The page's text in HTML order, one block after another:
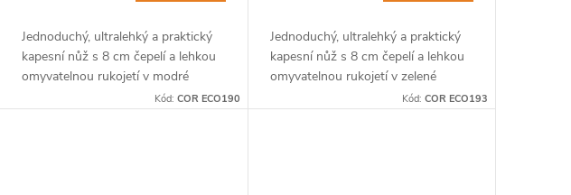
Jednoduchý, ultralehký a praktický
kapesní nůž s 8 cm čepelí a lehkou
omyvatelnou rukojetí v modré
Kód: COR ECO190
Jednoduchý, ultralehký a praktický
kapesní nůž s 8 cm čepelí a lehkou
omyvatelnou rukojetí v zelené
Kód: COR ECO193